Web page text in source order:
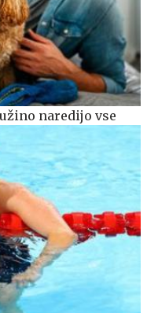
naredijo vse